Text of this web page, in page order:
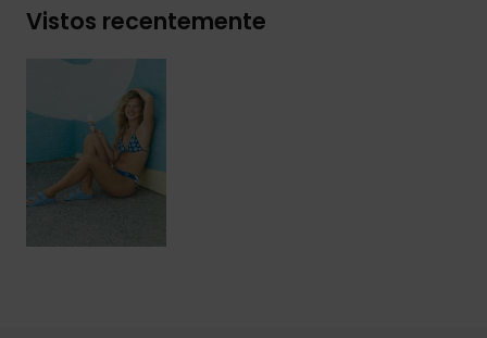
Vistos recentemente